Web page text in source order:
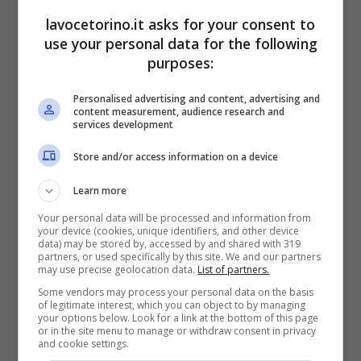
L’Hotel La Sonrisa (Lavocetorino.it)
Non tutto, ovviamente, si svolgerà come
avveniva in passato ed è possibile, infatti,
organizzare
risultano prenotate prima di febbraio
ovvero prima dellaconfisca. Insomma,
nulla di nuovo al momento: tutto quello che
avviene dentro l’edificio si rifà a
prenotazioni precedenti.
lavocetorino.it asks for your consent to
use your personal data for the following
purposes:
Personalised advertising and content, advertising and
content measurement, audience research and
services development
Store and/or access information on a device
Learn more
Your personal data will be processed and information from
your device (cookies, unique identifiers, and other device
data) may be stored by, accessed by and shared with 319
partners, or used specifically by this site. We and our partners
may use precise geolocation data. List of partners.
Some vendors may process your personal data on the basis
of legitimate interest, which you can object to by managing
your options below. Look for a link at the bottom of this page
or in the site menu to manage or withdraw consent in privacy
and cookie settings.